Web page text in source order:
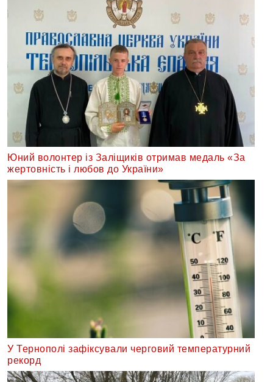
Юний волонтер із Заліщиків отримав медаль «За
жертовність і любов до України»
У Тернополі зафіксували черговий температурний
рекорд